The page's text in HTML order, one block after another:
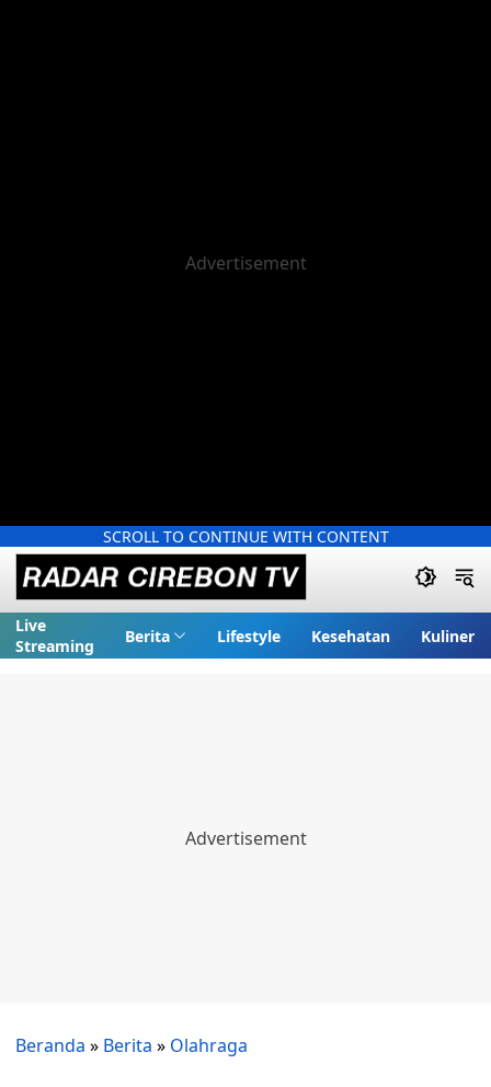
SCROLL TO CONTINUE WITH CONTENT
Live
Streaming
Berita Lifestyle Kesehatan Kuliner
Beranda » Berita » Olahraga